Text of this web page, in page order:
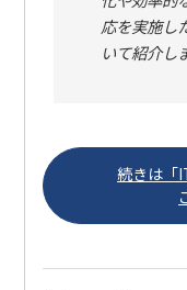
応を実施し
いて紹介し
続きは「